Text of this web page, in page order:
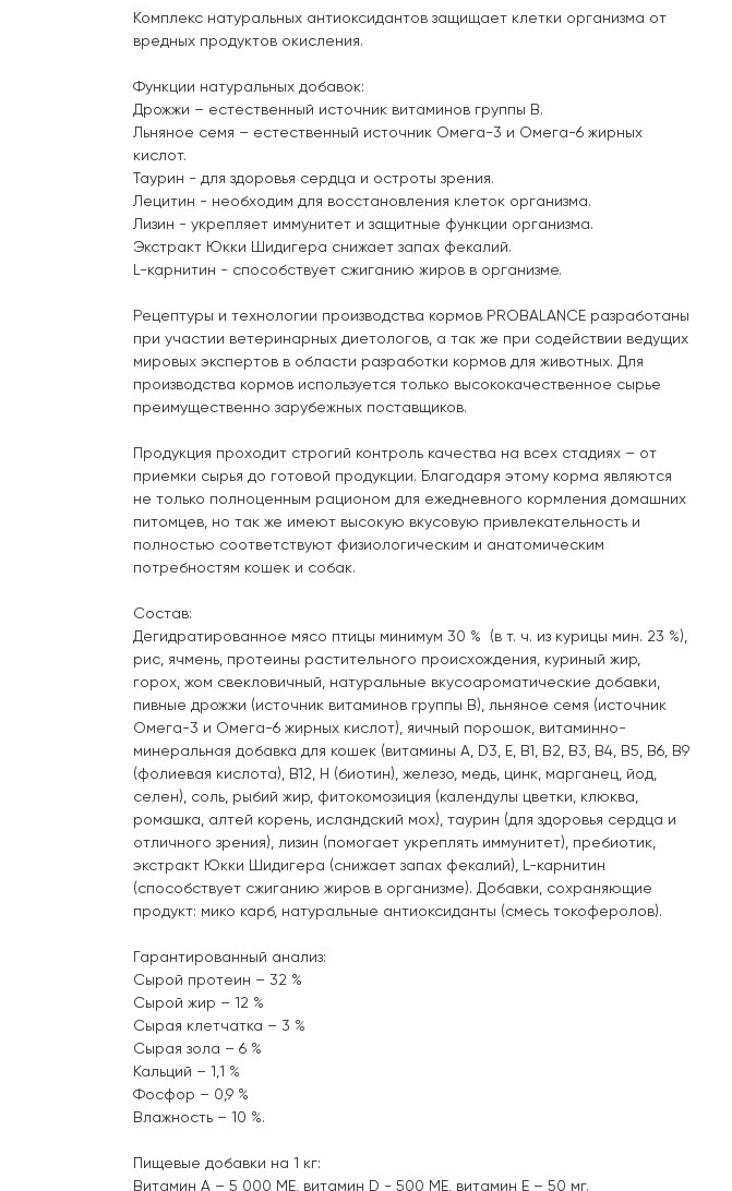
Комплекс натуральных антиоксидантов защищает клетки организма от
вредных продуктов окисления.
Функции натуральных добавок:
Дрожжи – естественный источник витаминов группы В.
Льняное семя – естественный источник Омега-3 и Омега-6 жирных
кислот.
Таурин - для здоровья сердца и остроты зрения.
Лецитин - необходим для восстановления клеток организма.
Лизин - укрепляет иммунитет и защитные функции организма.
Экстракт Юкки Шидигера снижает запах фекалий.
L-карнитин - способствует сжиганию жиров в организме.
Рецептуры и технологии производства кормов PROBALANCE разработаны
при участии ветеринарных диетологов, а так же при содействии ведущих
мировых экспертов в области разработки кормов для животных. Для
производства кормов используется только высококачественное сырье
преимущественно зарубежных поставщиков.
Продукция проходит строгий контроль качества на всех стадиях – от
приемки сырья до готовой продукции. Благодаря этому корма являются
не только полноценным рационом для ежедневного кормления домашних
питомцев, но так же имеют высокую вкусовую привлекательность и
полностью соответствуют физиологическим и анатомическим
потребностям кошек и собак.
Состав:
Дегидратированное мясо птицы минимум 30 % (в т. ч. из курицы мин. 23 %),
рис, ячмень, протеины растительного происхождения, куриный жир,
горох, жом свекловичный, натуральные вкусоароматические добавки,
пивные дрожжи (источник витаминов группы В), льняное семя (источник
Омега-3 и Омега-6 жирных кислот), яичный порошок, витаминно-
минеральная добавка для кошек (витамины А, D3, Е, В1, В2, В3, В4, В5, В6, В9
(фолиевая кислота), В12, Н (биотин), железо, медь, цинк, марганец, йод,
селен), соль, рыбий жир, фитокомозиция (календулы цветки, клюква,
ромашка, алтей корень, исландский мох), таурин (для здоровья сердца и
отличного зрения), лизин (помогает укреплять иммунитет), пребиотик,
экстракт Юкки Шидигера (снижает запах фекалий), L-карнитин
(способствует сжиганию жиров в организме). Добавки, сохраняющие
продукт: мико карб, натуральные антиоксиданты (смесь токоферолов).
Гарантированный анализ:
Сырой протеин – 32 %
Сырой жир – 12 %
Сырая клетчатка – 3 %
Сырая зола – 6 %
Кальций – 1,1 %
Фосфор – 0,9 %
Влажность – 10 %.
Пищевые добавки на 1 кг:
Витамин А – 5 000 МЕ, витамин D - 500 МЕ, витамин Е – 50 мг.